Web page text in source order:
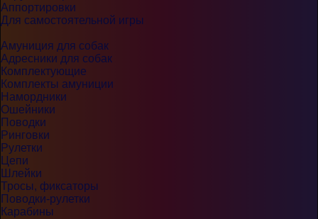
Аппортировки
Для самостоятельной игры
Амуниция для собак
Адресники для собак
Комплектующие
Комплекты амуниции
Намордники
Ошейники
Поводки
Ринговки
Рулетки
Цепи
Шлейки
Тросы, фиксаторы
Поводки-рулетки
Карабины